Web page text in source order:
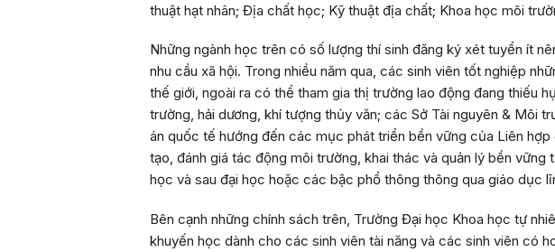
thuật hạt nhân; Địa chất học; Kỹ thuật địa chất; Khoa học môi
Những ngành học trên có số lượng thí sinh đăng ký xét tuyển ít
nhu cầu xã hội. Trong nhiều năm qua, các sinh viên tốt nghiệp
thế giới, ngoài ra có thể tham gia thị trường lao động đang thiếu
trường, hải dương, khí tượng thủy văn; các Sở Tài nguyên & Môi
án quốc tế hướng đến các mục phát triển bền vững của Liên
tạo, đánh giá tác động môi trường, khai thác và quản lý bền
học và sau đại học hoặc các bậc phổ thông thông qua giáo dục
Bên cạnh những chính sách trên, Trường Đại học Khoa học tự
khuyến học dành cho các sinh viên tài năng và các sinh viên có